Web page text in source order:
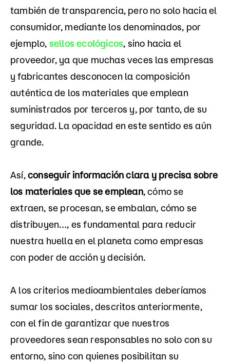
también de transparencia, pero no solo hacia el
consumidor, mediante los denominados, por
ejemplo, sellos ecológicos, sino hacia el
proveedor, ya que muchas veces las empresas
y fabricantes desconocen la composición
auténtica de los materiales que emplean
suministrados por terceros y, por tanto, de su
seguridad. La opacidad en este sentido es aún
grande.
Así, conseguir información clara y precisa sobre
los materiales que se emplean, cómo se
extraen, se procesan, se embalan, cómo se
distribuyen…, es fundamental para reducir
nuestra huella en el planeta como empresas
con poder de acción y decisión.
A los criterios medioambientales deberíamos
sumar los sociales, descritos anteriormente,
con el fin de garantizar que nuestros
proveedores sean responsables no solo con su
entorno, sino con quienes posibilitan su